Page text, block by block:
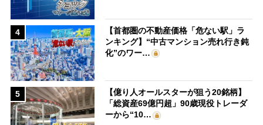
4
【首都圏の不動産価格「危ない駅」ラ
ンキング】“中古マンション売れ行き鈍
化”のワー…
5
【億り人オールスターが狙う20銘柄】
「総資産69億円超」90歳現役トレーダ
ーから“10…